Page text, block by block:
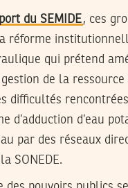
du SEMIDE, ces
réforme
qui prétend
de la
difficultés
d’adduction d’eau
par des réseaux
SONEDE.